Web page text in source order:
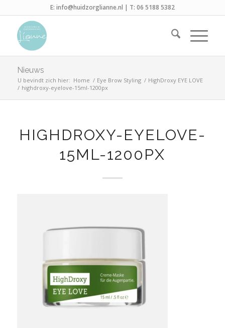
E: info@huidzorglianne.nl | T: 06 5188 5382
Nieuws
U bevindt zich hier: Home / Eye Brow Styling / HighDroxy EYE LOVE
/ highdroxy-eyelove-15ml-1200px
HIGHDROXY-EYELOVE-
15ML-1200PX